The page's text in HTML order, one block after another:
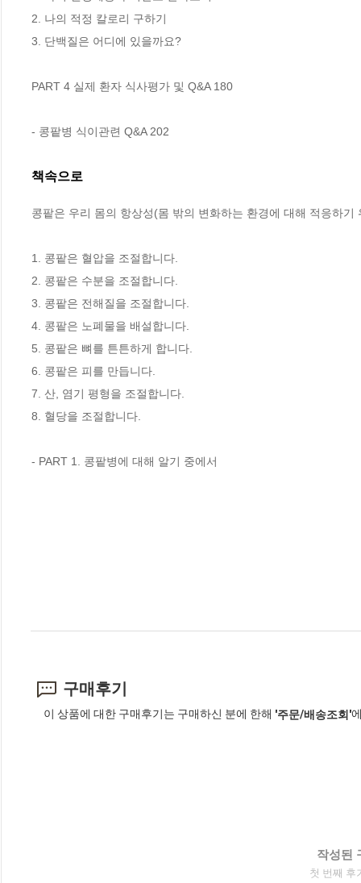
2. 나의 적정 칼로리 구하기
3. 단백질은 어디에 있을까요?
PART 4 실제 환자 식사평가 및 Q&A 180
- 콩팥병 식이관련 Q&A 202
책속으로
콩팥은 우리 몸의 항상성(몸 밖의 변화하는 환경에 대해 적응하
1. 콩팥은 혈압을 조절합니다.
2. 콩팥은 수분을 조절합니다.
3. 콩팥은 전해질을 조절합니다.
4. 콩팥은 노폐물을 배설합니다.
5. 콩팥은 뼈를 튼튼하게 합니다.
6. 콩팥은 피를 만듭니다.
7. 산, 염기 평형을 조절합니다.
8. 혈당을 조절합니다.
- PART 1. 콩팥병에 대해 알기 중에서
구매후기
이 상품에 대한 구매후기는 구매하신 분에 한해 '주문/배송조회'
작성된
첫 번째 후